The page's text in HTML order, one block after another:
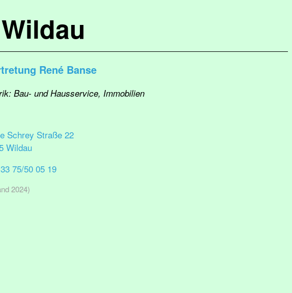
René Banse
Bau- und Hausservice, Immobilien
Schrey Straße 22
Wildau
75/50 05 19
2024)